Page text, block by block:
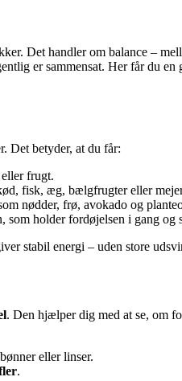
Det handler om balance –
er sammensat. Her får du
Det betyder, at du får:
frugt.
fisk, æg, bælgfrugter eller
nødder, frø, avokado og
som holder fordøjelsen i gang og
stabil energi – uden store
. Den hjælper dig med at se, om
eller linser.
.